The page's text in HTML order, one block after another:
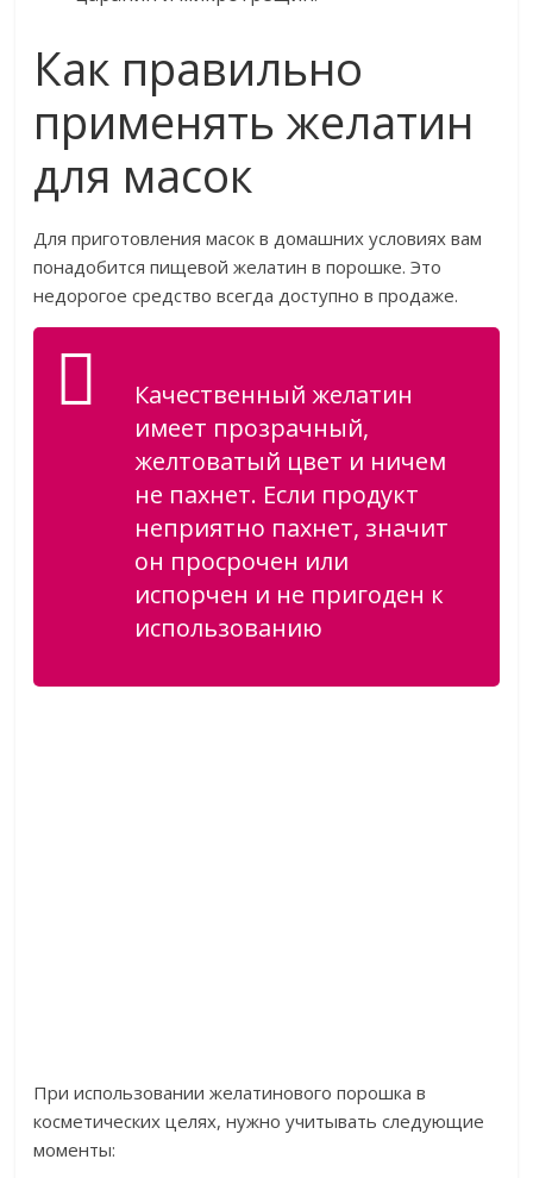
Как правильно
применять желатин
для масок
Для приготовления масок в домашних условиях вам
понадобится пищевой желатин в порошке. Это
недорогое средство всегда доступно в продаже.
Качественный желатин
имеет прозрачный,
желтоватый цвет и ничем
не пахнет. Если продукт
неприятно пахнет, значит
он просрочен или
испорчен и не пригоден к
использованию
При использовании желатинового порошка в
косметических целях, нужно учитывать следующие
моменты: